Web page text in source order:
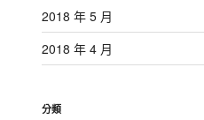
2018 年 5 月
2018 年 4 月
分類